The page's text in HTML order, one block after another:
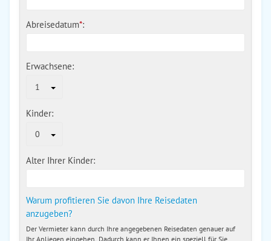
Abreisedatum*:
Erwachsene:
1
Kinder:
0
Alter Ihrer Kinder:
Warum profitieren Sie davon Ihre Reisedaten
anzugeben?
Der Vermieter kann durch Ihre angegebenen Reisedaten genauer auf
Ihr Anliegen eingehen. Dadurch kann er Ihnen ein speziell für Sie